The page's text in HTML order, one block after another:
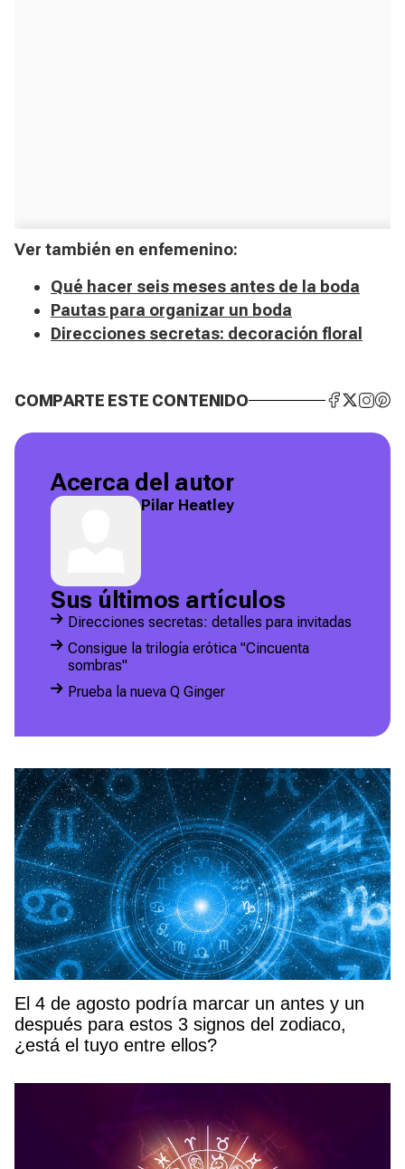
Ver también en enfemenino:
Qué hacer seis meses antes de la boda
Pautas para organizar un boda
Direcciones secretas: decoración floral
COMPARTE ESTE CONTENIDO
Acerca del autor
Pilar Heatley
Sus últimos artículos
Direcciones secretas: detalles para invitadas
Consigue la trilogía erótica "Cincuenta
sombras"
Prueba la nueva Q Ginger
El 4 de agosto podría marcar un antes y un
después para estos 3 signos del zodiaco,
¿está el tuyo entre ellos?